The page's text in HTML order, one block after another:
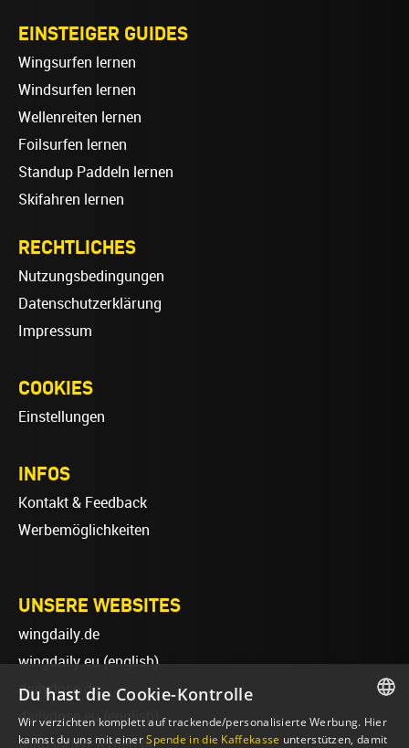
EINSTEIGER GUIDES
Wingsurfen lernen
Windsurfen lernen
Wellenreiten lernen
Foilsurfen lernen
Standup Paddeln lernen
Skifahren lernen
RECHTLICHES
Nutzungsbedingungen
Datenschutzerklärung
Impressum
COOKIES
Einstellungen
INFOS
Kontakt & Feedback
Werbemöglichkeiten
UNSERE WEBSITES
wingdaily.de
wingdaily.eu(english)
dailydose.de
dailydose.eu (english)
wingsurfen-lernen.de
GERMAN
Du hast die Cookie-Kontrolle
Wir verzichten komplett auf trackende/personalisierte Werbung. Hier
kannst du uns mit einerSpende in die Kaffekasse unterstützen, damit